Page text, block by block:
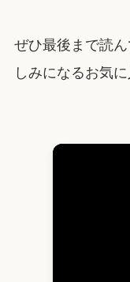
ぜひ最後まで読
しみになるお気